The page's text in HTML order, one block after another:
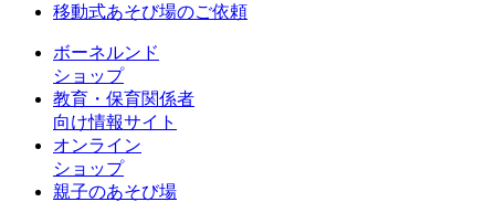
移動式あそび場のご依頼
ボーネルンド
ショップ
教育・保育関係者
向け情報サイト
オンライン
ショップ
親子のあそび場